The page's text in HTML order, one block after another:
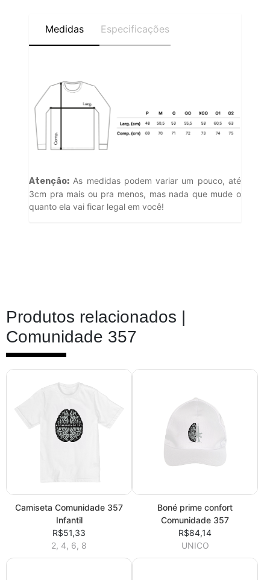
Medidas Especificações
Atenção: As medidas podem variar um pouco, até
3cm pra mais ou pra menos, mas nada que mude o
quanto ela vai ficar legal em você!
Produtos relacionados |
Comunidade 357
Camiseta Comunidade 357
Infantil
R$51,33
2, 4, 6, 8
Boné prime confort
Comunidade 357
R$84,14
UNICO